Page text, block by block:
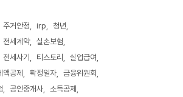
주거안정 irp
청년
전세계약
실손보험
전세사기 티스토리
실업급여
액공제 확정일자
금융위원회
공인중개사
소득공제